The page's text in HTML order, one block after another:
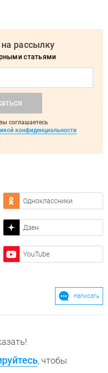
рассылку
статьями
соглашаетесь
конфиденциальности
Одноклассники
Дзен
YouTube
Написать
, чтобы